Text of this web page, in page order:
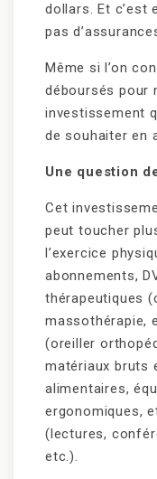
dollars. Et c’est
pas
Même si l’on
déboursés pour
investissement
de souhaiter en
Une question
Cet
peut toucher
l’exercice
abonnements,
thérapeutiques
massothérapie,
(oreiller
matériaux bruts
alimentaires,
ergonomiques,
(lectures,
etc.).